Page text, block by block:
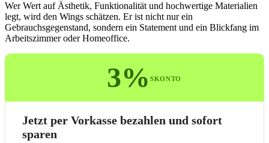
Wer Wert auf Ästhetik, Funktionalität und hochwertige Materialien
legt, wird den Wings schätzen. Er ist nicht nur ein
Gebrauchsgegenstand, sondern ein Statement und ein Blickfang im
Arbeitszimmer oder Homeoffice.
3%SKONTO
Jetzt per Vorkasse bezahlen und sofort
sparen